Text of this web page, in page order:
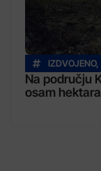
IZDVOJENO,
Na području
osam